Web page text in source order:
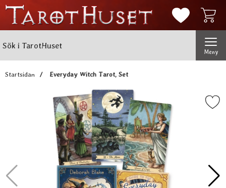
Mina
Meny
Startsidan Everyday Witch Tarot, Set
Markera everyday Witch